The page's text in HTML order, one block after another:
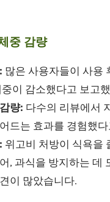
중 감량
많은 사용자들이 사용
이 감소했다고 보고
량: 다수의 리뷰에서
드는 효과를 경험했
위고비 처방이 식욕을
, 과식을 방지하는 데
이 많았습니다.